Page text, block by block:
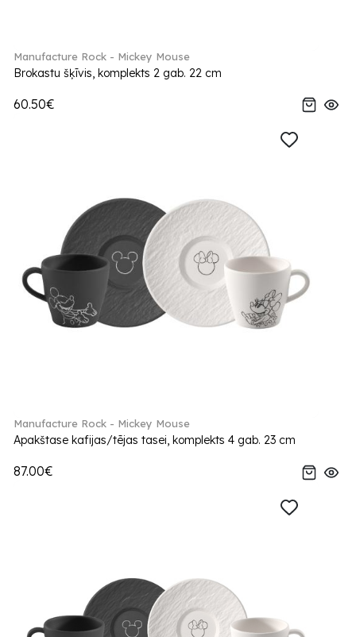
Manufacture Rock - Mickey Mouse
Brokastu šķīvis, komplekts 2 gab. 22 cm
60.50€
Manufacture Rock - Mickey Mouse
Apakštase kafijas/tējas tasei, komplekts 4 gab. 23 cm
87.00€